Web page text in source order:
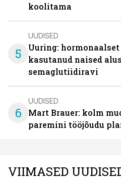
koolitama
5
UUDISED
Uuring:
kasutanud naised
semaglutiidiravi
6
UUDISED
Mart Brauer: kolm
paremini tööjõudu
VIIMASED